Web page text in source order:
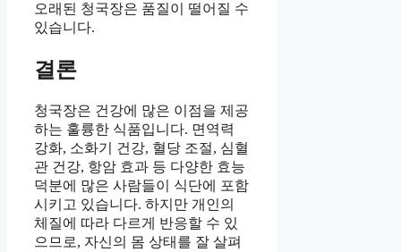
오래된 청국장은 품질이 떨어질 수
있습니다.
결론
청국장은 건강에 많은 이점을 제공
하는 훌륭한 식품입니다. 면역력
강화, 소화기 건강, 혈당 조절, 심혈
관 건강, 항암 효과 등 다양한 효능
덕분에 많은 사람들이 식단에 포함
시키고 있습니다. 하지만 개인의
체질에 따라 다르게 반응할 수 있
으므로, 자신의 몸 상태를 잘 살펴